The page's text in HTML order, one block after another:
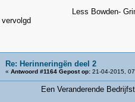
Bowden-
Re: Herinneringën deel 2
« Antwoord #1164 Gepost op:21-04-2015,
Veranderende